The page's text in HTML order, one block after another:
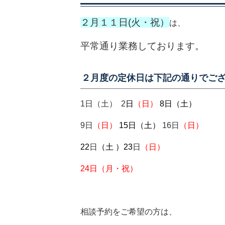
２月１１日(火・祝） は、
平常通り業務しております。
２月度の定休日は下記の通りでござ
1日（土） 2 日 （日） 8日（土）
9日 （日） 15日（土） 16日 （日）
22 日 （土 ）23日 （日）
24日（月・祝）
相談予約をご希望の方は、